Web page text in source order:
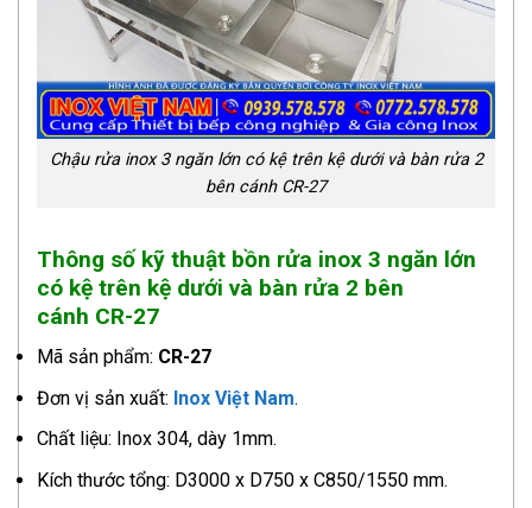
Chậu rửa inox 3 ngăn lớn có kệ trên kệ dưới và bàn rửa 2
bên cánh CR-27
Thông số kỹ thuật bồn rửa inox 3 ngăn lớn
có kệ trên kệ dưới và bàn rửa 2 bên
cánh CR-27
Mã sản phẩm: CR-27
Đơn vị sản xuất: Inox Việt Nam.
Chất liệu: Inox 304, dày 1mm.
Kích thước tổng: D3000 x D750 x C850/1550 mm.